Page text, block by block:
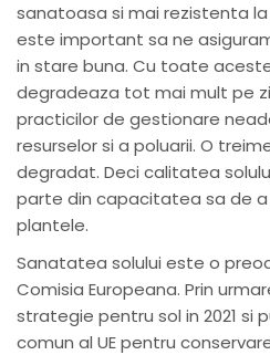
sanatoasa si mai rezistenta
este important sa ne
in stare buna. Cu toate
degradeaza tot mai mult pe
practicilor de gestionare
resurselor si a poluarii. O
degradat. Deci calitatea
parte din capacitatea sa de a
plantele.
Sanatatea solului este o
Comisia Europeana. Prin
strategie pentru sol in 2021 si
comun al UE pentru